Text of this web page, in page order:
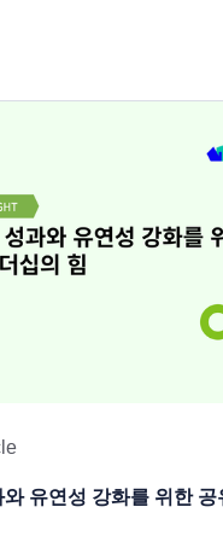
유연성 강화를 위한 공